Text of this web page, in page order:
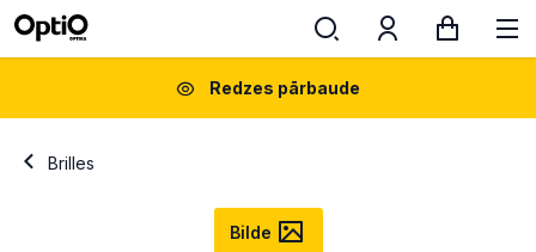
Redzes pārbaude
Brilles
Bilde